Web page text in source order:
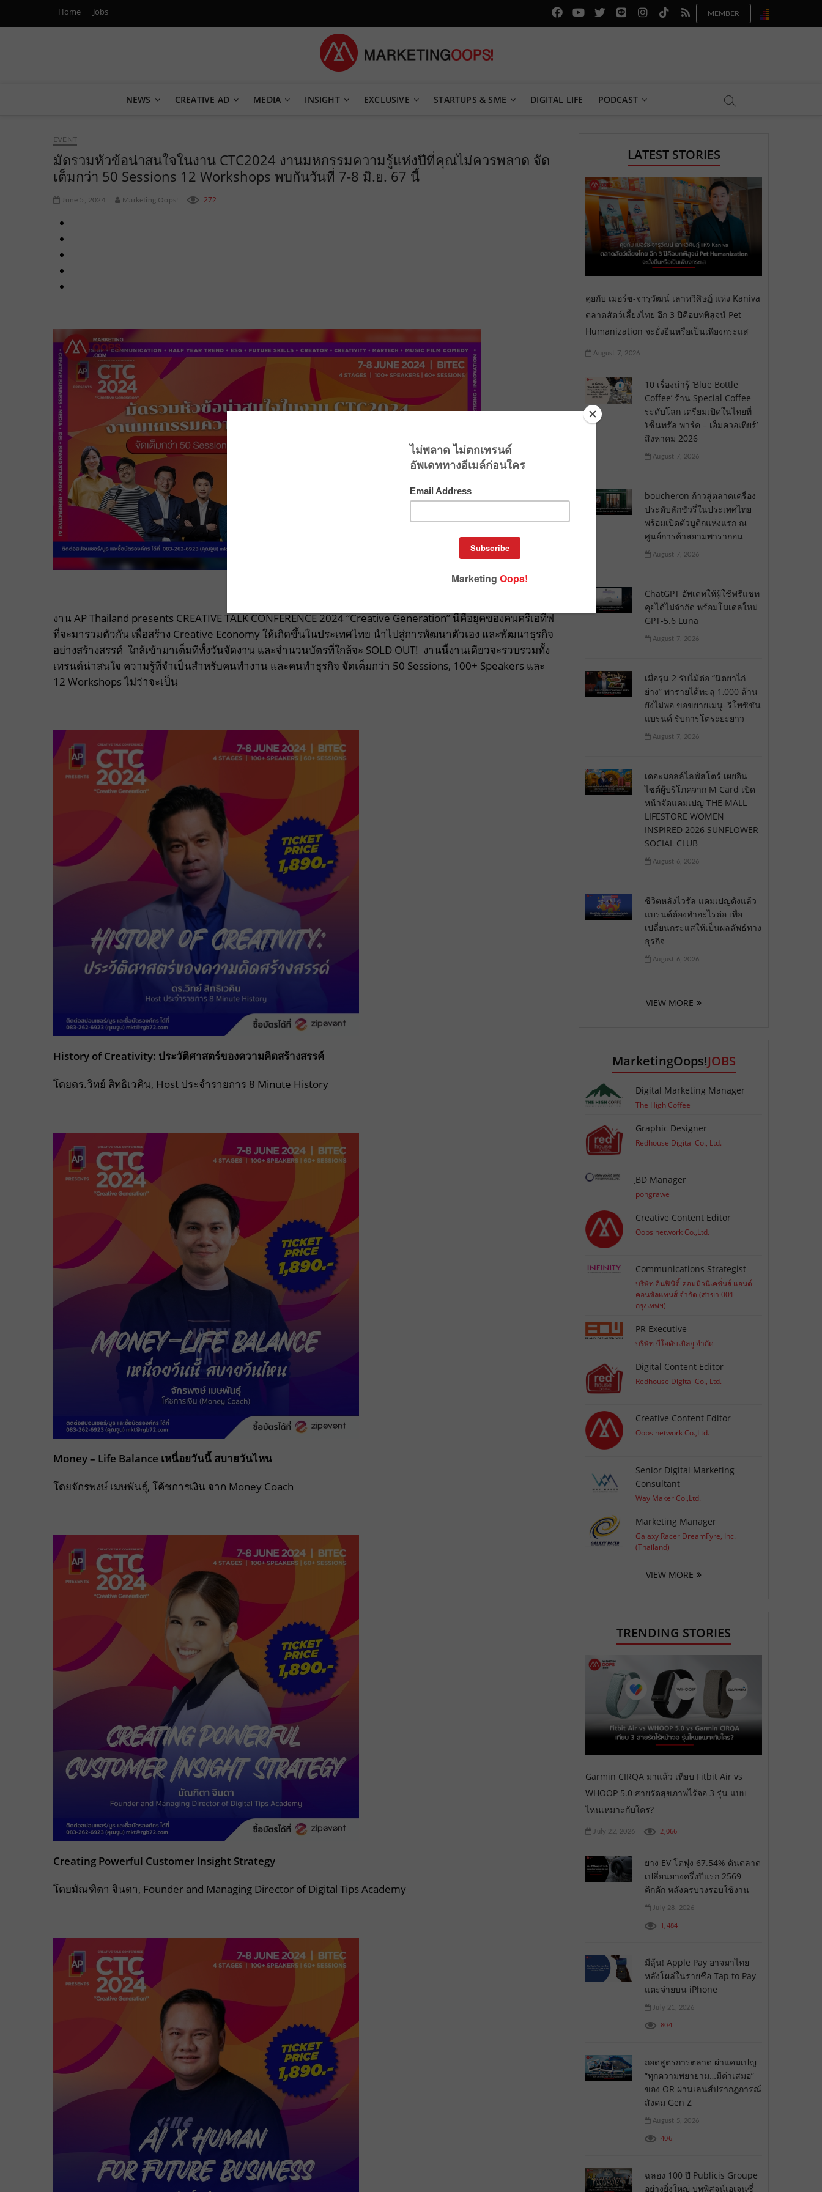
Home Jobs
f
b
y
c
o
m
x
m
l
.
i
a
.
c
o
m
t
c
o
m
r
Marketing Oops!
NEWS CREATIVE AD MEDIA INSIGHT EXCLUSIVE STARTUPS & SME DIGITAL LIFE PODCAST
EVENT
มัดรวมหัวข้อน่าสนใจในงาน CTC2024 งานมหกรรมความรู้แห่งปีที่คุณไม่ควรพลาด จัด
เต็มกว่า 50 Sessions 12 Workshops พบกันวันที่ 7-8 มิ.ย. 67 นี้
June 5, 2024 Marketing Oops! 272
งาน AP Thailand presents CREATIVE TALK CONFERENCE 2024 “Creative Generation” นี่คือยุคของคนครีเอทีฟ
ที่จะมารวมตัวกัน เพื่อสร้าง Creative Economy ให้เกิดขึ้นในประเทศไทย นำไปสู่การพัฒนาตัวเอง และพัฒนาธุรกิจ
อย่างสร้างสรรค์ ใกล้เข้ามาเต็มทีทั้งวันจัดงาน และจำนวนบัตรที่ใกล้จะ SOLD OUT! งานนี้งานเดียวจะรวบรวมทั้ง
เทรนด์น่าสนใจ ความรู้ที่จำเป็นสำหรับคนทำงาน และคนทำธุรกิจ จัดเต็มกว่า 50 Sessions, 100+ Speakers และ
12 Workshops ไม่ว่าจะเป็น
History of Creativity: ประวัติศาสตร์ของความคิดสร้างสรรค์
โดยดร.วิทย์ สิทธิเวคิน, Host ประจำรายการ 8 Minute History
Money – Life Balance เหนื่อยวันนี้ สบายวันไหน
โดยจักรพงษ์ เมษพันธุ์, โค้ชการเงิน จาก Money Coach
Creating Powerful Customer Insight Strategy
โดยมัณฑิตา จินดา, Founder and Managing Director of Digital Tips Academy
LATEST STORIES
คุยกับ เมอร์ซ-จารุวัฒน์ เลาหวิศิษฏ์ แห่ง Kaniva
ตลาดสัตว์เลี้ยงไทย อีก 3 ปีคือบทพิสูจน์ Pet
Humanization จะยั่งยืนหรือเป็นเพียงกระแส
August 7, 2026
10 เรื่องน่ารู้ ‘Blue Bottle
Coffee’ ร้าน Special Coffee
ระดับโลก เตรียมเปิดในไทยที่
‘เซ็นทรัล พาร์ค – เอ็มควอเทียร์’
สิงหาคม 2026
August 7, 2026
boucheron ก้าวสู่ตลาดเครื่อง
ประดับลักชัวรี่ในประเทศไทย
พร้อมเปิดตัวบูติกแห่งแรก ณ
ศูนย์การค้าสยามพารากอน
August 7, 2026
ChatGPT อัพเดทให้ผู้ใช้ฟรีแชท
คุยได้ไม่จำกัด พร้อมโมเดลใหม่
GPT-5.6 Luna
August 7, 2026
เมื่อรุ่น 2 รับไม้ต่อ “นิตยาไก่
ย่าง” พารายได้ทะลุ 1,000 ล้าน
ยังไม่พอ ขอขยายเมนู–รีโพซิชัน
แบรนด์ รับการโตระยะยาว
August 7, 2026
เดอะมอลล์ไลฟ์สโตร์ เผยอิน
ไซต์ผู้บริโภคจาก M Card เปิด
หน้าจัดแคมเปญ THE MALL
LIFESTORE WOMEN
INSPIRED 2026 SUNFLOWER
SOCIAL CLUB
August 6, 2026
ชีวิตหลังไวรัล แคมเปญดังแล้ว
แบรนด์ต้องทำอะไรต่อ เพื่อ
เปลี่ยนกระแสให้เป็นผลลัพธ์ทาง
ธุรกิจ
August 6, 2026
VIEW MORE
MarketingOops!JOBS
Digital Marketing Manager
The High Coffee
Graphic Designer
Redhouse Digital Co., Ltd.
ฺBD Manager
pongrawe
Creative Content Editor
Oops network Co.,Ltd.
Communications Strategist
บริษัท อินฟินิตี้ คอมมิวนิเคชั่นส์ แอนด์
คอนซัลแทนส์ จำกัด (สาขา 001
กรุงเทพฯ)
PR Executive
บริษัท บีโอดับเบิลยู จำกัด
Digital Content Editor
Redhouse Digital Co., Ltd.
Creative Content Editor
Oops network Co.,Ltd.
Senior Digital Marketing
Consultant
Way Maker Co.,Ltd.
Marketing Manager
Galaxy Racer DreamFyre, Inc.
(Thailand)
VIEW MORE
TRENDING STORIES
Garmin CIRQA มาแล้ว เทียบ Fitbit Air vs
WHOOP 5.0 สายรัดสุขภาพไร้จอ 3 รุ่น แบบ
ไหนเหมาะกับใคร?
July 22, 2026 2,066
ยาง EV โตพุ่ง 67.54% ดันตลาด
เปลี่ยนยางครึ่งปีแรก 2569
คึกคัก หลังครบวงรอบใช้งาน
July 28, 2026
1,484
มีลุ้น! Apple Pay อาจมาไทย
หลังโผล่ในรายชื่อ Tap to Pay
แตะจ่ายบน iPhone
July 21, 2026
804
ถอดสูตรการตลาด ผ่าแคมเปญ
“ทุกความพยายาม…มีค่าเสมอ”
ของ OR ผ่านเลนส์ปรากฏการณ์
สังคม Gen Z
August 5, 2026
406
ฉลอง 100 ปี Publicis Groupe
อย่างยิ่งใหญ่ บทพิสูจน์เอเจนซี่